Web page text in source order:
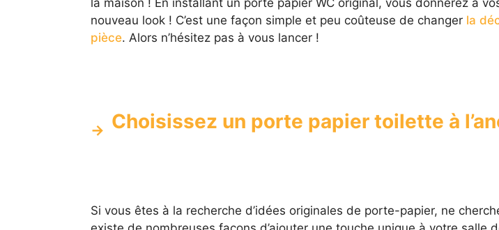
nouveau look ! C’est une façon simple et peu coûteuse de changer la
pièce. Alors n’hésitez pas à vous lancer !
Choisissez un porte papier toilette à
Si vous êtes à la recherche d’idées originales de porte-papier, ne